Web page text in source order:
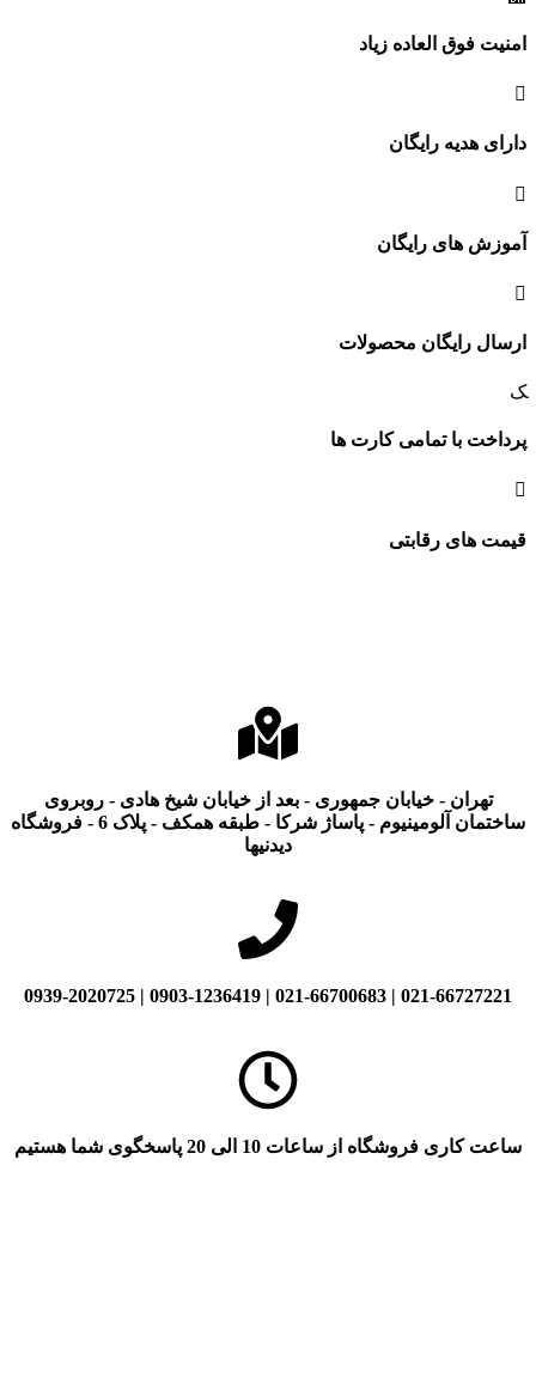
امنیت فوق العاده زیاد
دارای هدیه رایگان
آموزش های رایگان
ارسال رایگان محصولات
پرداخت با تمامی کارت ها
قیمت های رقابتی
تهران - خیابان جمهوری - بعد از خیابان شیخ هادی - روبروی
ساختمان آلومینیوم - پاساژ شرکا - طبقه همکف - پلاک 6 - فروشگاه
دیدنیها
021-66727221 | 021-66700683 | 0903-1236419 | 0939-2020725
ساعت کاری فروشگاه از ساعات 10 الی 20 پاسخگوی شما هستیم